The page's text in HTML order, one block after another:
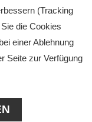
(Tracking
die Cookies
einer Ablehnung
Seite zur Verfügung